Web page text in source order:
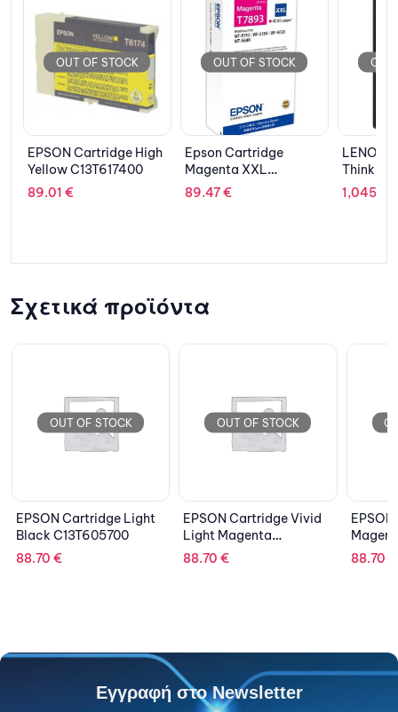
OUT OF STOCK
Epson Cartridge
Magenta XXL
C13T789340
89.47
OUT OF STOCK
LENOVO Server
ThinkSystem ST50
V2/E-
1,045.07
Σχετικά προϊόντα
OUT OF STOCK
EPSON Cartridge Vivid
Light Magenta
C13T605600
88.70
OUT OF STOCK
EPSON Cartridge Vivid
Magenta C13T605300
88.70
Εγγραφή στο Newsletter